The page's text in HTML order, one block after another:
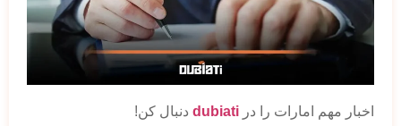
اخبار مهم امارات را در dubiati دنبال کن!